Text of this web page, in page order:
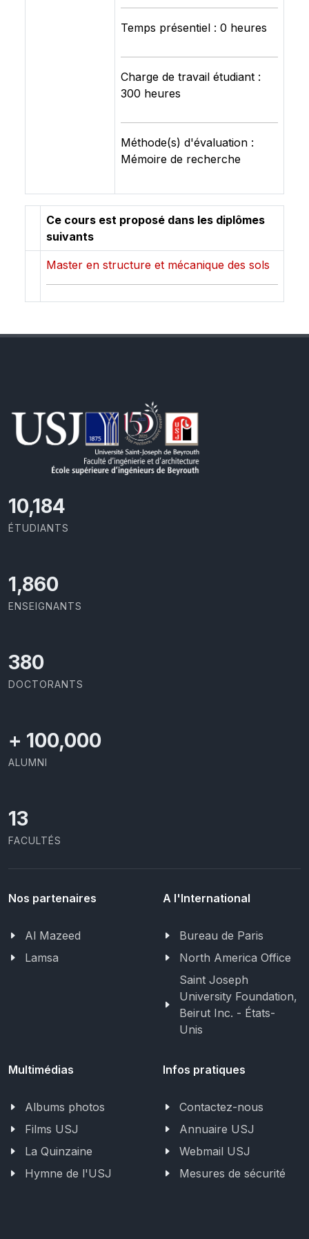
Temps présentiel : 0 heures
Charge de travail étudiant :
300 heures
Méthode(s) d'évaluation :
Mémoire de recherche
Ce cours est proposé dans les diplômes
suivants
Master en structure et mécanique des sols
10,801
ÉTUDIANTS
1,973
ENSEIGNANTS
403
DOCTORANTS
+ 100,000
ALUMNI
13
FACULTÉS
Nos partenaires
Al Mazeed
Lamsa
A l'International
Bureau de Paris
North America Office
Saint Joseph
University Foundation,
Beirut Inc. - États-
Unis
Multimédias
Albums photos
Films USJ
La Quinzaine
Hymne de l'USJ
Infos pratiques
Contactez-nous
Annuaire USJ
Webmail USJ
Mesures de sécurité